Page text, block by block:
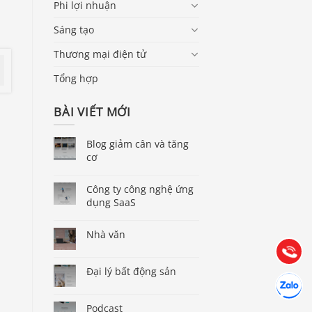
Phi lợi nhuận
Sáng tạo
Thương mại điện tử
Tổng hợp
BÀI VIẾT MỚI
Blog giảm cân và tăng
cơ
Công ty công nghệ ứng
dụng SaaS
Nhà văn
Đại lý bất động sản
Podcast
Gọi cho
(028) 22.166.144
Chát